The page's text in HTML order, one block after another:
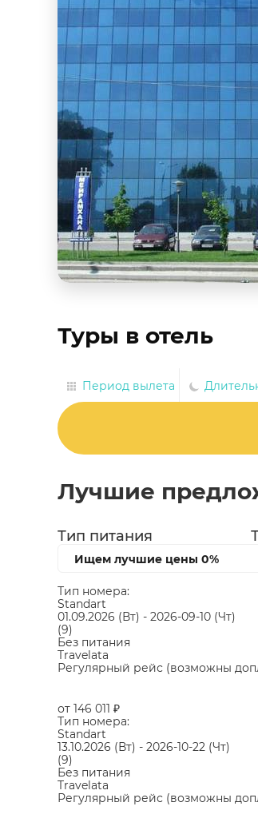
Туры в отель
Период вылета
Лучшие
Тип питания
Ищем лучшие цены 0%
Тип номера:
Standart
01.09.2026 (Вт) - 2026-09-10 (Чт)
(9)
Без питания
Travelata
Регулярный рейс (возможны
от 146 011 ₽
Тип номера:
Standart
13.10.2026 (Вт) - 2026-10-22 (Чт)
(9)
Без питания
Travelata
Регулярный рейс (возможны